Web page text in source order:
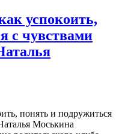
успокоить,
с чувствами